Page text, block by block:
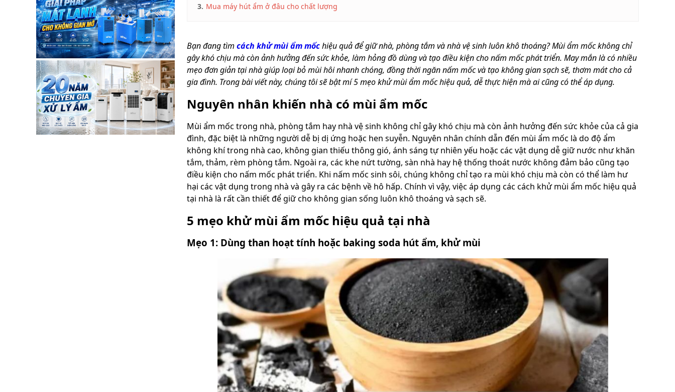
3. Mua máy hút ẩm ở đâu cho chất lượng
Bạn đang tìm cách khử mùi ẩm mốchiệu quả để giữ nhà, phòng tắm và nhà vệ sinh luôn khô thoáng? Mùi ẩm mốc không chỉ
gây khó chịu mà còn ảnh hưởng đến sức khỏe, làm hỏng đồ dùng và tạo điều kiện cho nấm mốc phát triển. May mắn là có nhiều
mẹo đơn giản tại nhà giúp loại bỏ mùi hôi nhanh chóng, đồng thời ngăn nấm mốc và tạo không gian sạch sẽ, thơm mát cho cả
gia đình. Trong bài viết này, chúng tôi sẽ bật mí 5 mẹo khử mùi ẩm mốc hiệu quả, dễ thực hiện mà ai cũng có thể áp dụng.
Nguyên nhân khiến nhà có mùi ẩm mốc
Mùi ẩm mốc trong nhà, phòng tắm hay nhà vệ sinh không chỉ gây khó chịu mà còn ảnh hưởng đến sức khỏe của cả gia
đình, đặc biệt là những người dễ bị dị ứng hoặc hen suyễn. Nguyên nhân chính dẫn đến mùi ẩm mốc là do độ ẩm
không khí trong nhà cao, không gian thiếu thông gió, ánh sáng tự nhiên yếu hoặc các vật dụng dễ giữ nước như khăn
tắm, thảm, rèm phòng tắm. Ngoài ra, các khe nứt tường, sàn nhà hay hệ thống thoát nước không đảm bảo cũng tạo
điều kiện cho nấm mốc phát triển. Khi nấm mốc sinh sôi, chúng không chỉ tạo ra mùi khó chịu mà còn có thể làm hư
hại các vật dụng trong nhà và gây ra các bệnh về hô hấp. Chính vì vậy, việc áp dụng các cách khử mùi ẩm mốc hiệu quả
tại nhà là rất cần thiết để giữ cho không gian sống luôn khô thoáng và sạch sẽ.
5 mẹo khử mùi ẩm mốc hiệu quả tại nhà
Mẹo 1: Dùng than hoạt tính hoặc baking soda hút ẩm, khử mùi
cách xử lý đơn giản,
hiệu quả ngay tại nhà
mà bài viết dưới đây sẽ
cập nhật nhé.